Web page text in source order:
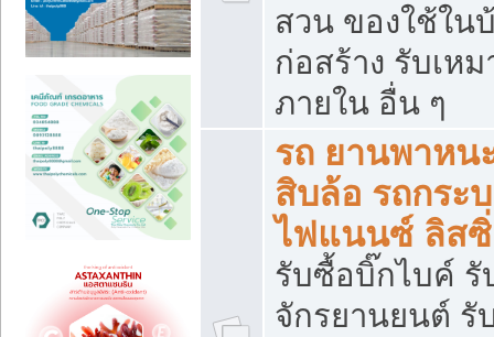
สวน ของใช้ใน
ก่อสร้าง รับเห
ภายใน อื่น ๆ
รถ ยานพาหน
สิบล้อ รถกระ
ไฟแนนซ์ ลิส
รับซื้อบิ๊กไบค์
จักรยานยนต์ รั